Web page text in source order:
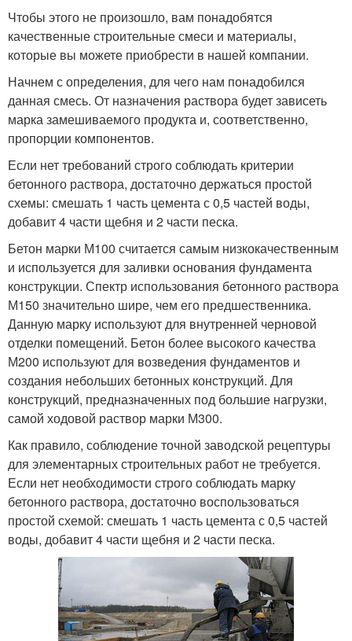
Чтобы этого не произошло, вам понадобятся
качественные строительные смеси и материалы,
которые вы можете приобрести в нашей компании.
Начнем с определения, для чего нам понадобился
данная смесь. От назначения раствора будет зависеть
марка замешиваемого продукта и, соответственно,
пропорции компонентов.
Если нет требований строго соблюдать критерии
бетонного раствора, достаточно держаться простой
схемы: смешать 1 часть цемента с 0,5 частей воды,
добавит 4 части щебня и 2 части песка.
Бетон марки М100 считается самым низкокачественным
и используется для заливки основания фундамента
конструкции. Спектр использования бетонного раствора
М150 значительно шире, чем его предшественника.
Данную марку используют для внутренней черновой
отделки помещений. Бетон более высокого качества
М200 используют для возведения фундаментов и
создания небольших бетонных конструкций. Для
конструкций, предназначенных под большие нагрузки,
самой ходовой раствор марки М300.
Как правило, соблюдение точной заводской рецептуры
для элементарных строительных работ не требуется.
Если нет необходимости строго соблюдать марку
бетонного раствора, достаточно воспользоваться
простой схемой: смешать 1 часть цемента с 0,5 частей
воды, добавит 4 части щебня и 2 части песка.